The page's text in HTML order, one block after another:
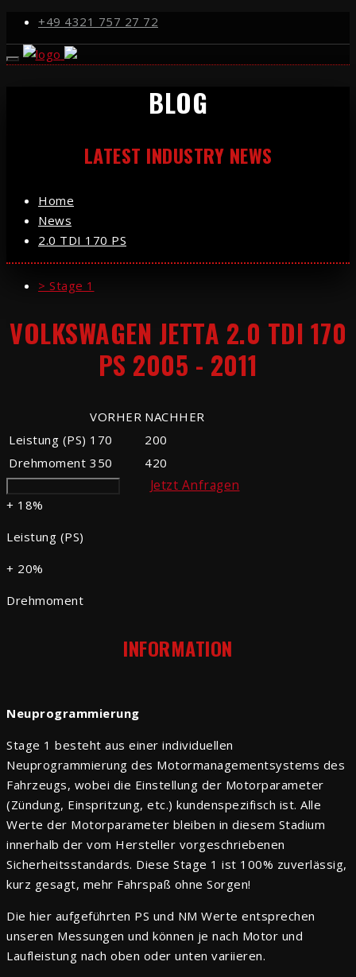
+49 4321 757 27 72
BLOG
LATEST INDUSTRY NEWS
Home
News
2.0 TDI 170 PS
> Stage 1
VOLKSWAGEN JETTA 2.0 TDI 170
PS 2005 - 2011
VORHER NACHHER
Leistung (PS) 170
200
Drehmoment 350 420
Jetzt Anfragen
+ 18%
Leistung (PS)
+ 20%
Drehmoment
INFORMATION
Neuprogrammierung
Stage 1 besteht aus einer individuellen
Neuprogrammierung des Motormanagementsystems des
Fahrzeugs, wobei die Einstellung der Motorparameter
(Zündung, Einspritzung, etc.) kundenspezifisch ist. Alle
Werte der Motorparameter bleiben in diesem Stadium
innerhalb der vom Hersteller vorgeschriebenen
Sicherheitsstandards. Diese Stage 1 ist 100% zuverlässig,
kurz gesagt, mehr Fahrspaß ohne Sorgen!
Die hier aufgeführten PS und NM Werte entsprechen
unseren Messungen und können je nach Motor und
Laufleistung nach oben oder unten variieren.